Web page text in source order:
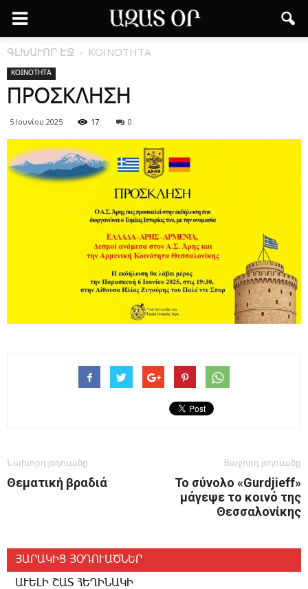
ԳԼԽԱՒՈՐ ԷՋ ΚΟΙΝΟΤΗΤΑ
ΚΟΙΝΟΤΗΤΑ
ΠΡΟΣΚΛΗΣΗ
5 Ιουνίου 2025 17 0
Նախորդ յօդուածը
Θεματική βραδιά
Յաջորդ յօդուածը
Το σύνολο «Gurdjieff»
μάγεψε το κοινό της
Θεσσαλονίκης
ՅԱՐԱԿԻՑ ՅՕԴՈՒԱԾՆԵՐ
ԱՒԵԼԻ ՇԱՏ ՀԵՂԻՆԱԿԻ